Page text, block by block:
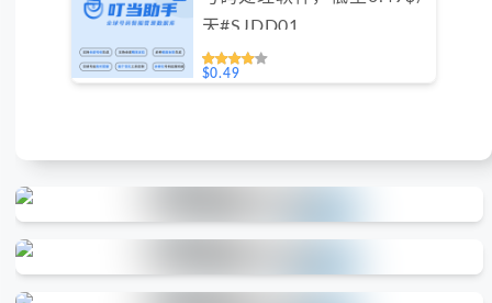
天#SJDD01
$0.49